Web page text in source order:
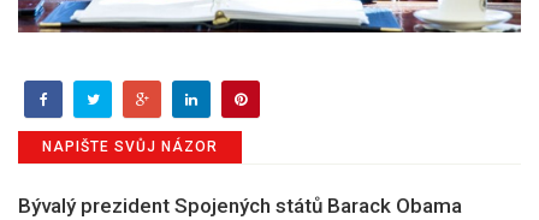
NAPIŠTE SVŮJ NÁZOR
Bývalý prezident Spojených států Barack Obama